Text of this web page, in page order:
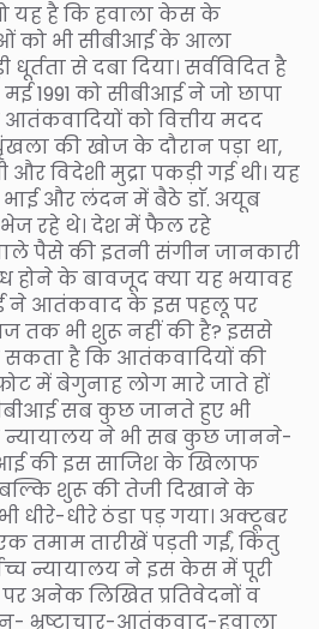
यह है कि हवाला केस के
भी सीबीआई के आला
से दबा दिया। सर्वविदित है
1991 को सीबीआई ने जो छापा
को वित्तीय मदद
की खोज के दौरान पड़ा था,
और विदेशी मुद्रा पकड़ी गई थी। यह
भाई और लंदन में बैठे डाॅ. अयूब
रहे थे। देश में फैल रहे
पैसे की इतनी संगीन जानकारी
होने के बावजूद क्या यह भयावह
ने आतंकवाद के इस पहलू पर
तक भी शुरू नहीं की है? इससे
सकता है कि आतंकवादियों की
में बेगुनाह लोग मारे जाते हों
सब कुछ जानते हुए भी
न्यायालय ने भी सब कुछ जानने-
की इस साजिश के खिलाफ
बल्कि शुरू की तेजी दिखाने के
धीरे-धीरे ठंडा पड़ गया। अक्टूबर
तमाम तारीखें पड़ती गईं, किंतु
न्यायालय ने इस केस में पूरी
अनेक लिखित प्रतिवेदनों व
भ्रष्टाचार-आतंकवाद-हवाला